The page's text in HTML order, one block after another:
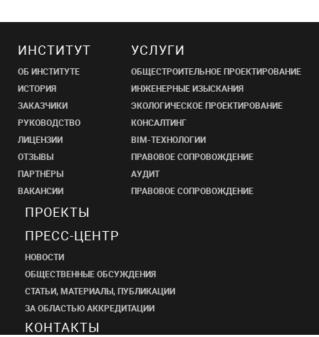
ИНСТИТУТ
ОБ ИНСТИТУТЕ
ИСТОРИЯ
ЗАКАЗЧИКИ
РУКОВОДСТВО
ЛИЦЕНЗИИ
ОТЗЫВЫ
ПАРТНЁРЫ
ВАКАНСИИ
УСЛУГИ
ОБЩЕСТРОИТЕЛЬНОЕ ПРОЕКТИРОВАНИЕ
ИНЖЕНЕРНЫЕ ИЗЫСКАНИЯ
ЭКОЛОГИЧЕСКОЕ ПРОЕКТИРОВАНИЕ
КОНСАЛТИНГ
BIM-ТЕХНОЛОГИИ
ПРАВОВОЕ СОПРОВОЖДЕНИЕ
АУДИТ
ПРАВОВОЕ СОПРОВОЖДЕНИЕ
ПРОЕКТЫ
ПРЕСС-ЦЕНТР
НОВОСТИ
ОБЩЕСТВЕННЫЕ ОБСУЖДЕНИЯ
СТАТЬИ, МАТЕРИАЛЫ, ПУБЛИКАЦИИ
ЗА ОБЛАСТЬЮ АККРЕДИТАЦИИ
КОНТАКТЫ